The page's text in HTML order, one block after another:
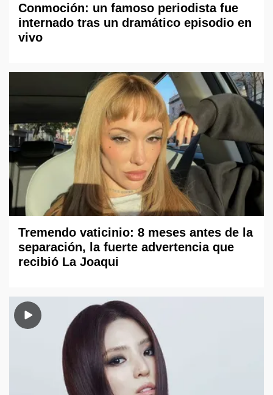
Conmoción: un famoso periodista fue
internado tras un dramático episodio en
vivo
Tremendo vaticinio: 8 meses antes de la
separación, la fuerte advertencia que
recibió La Joaqui